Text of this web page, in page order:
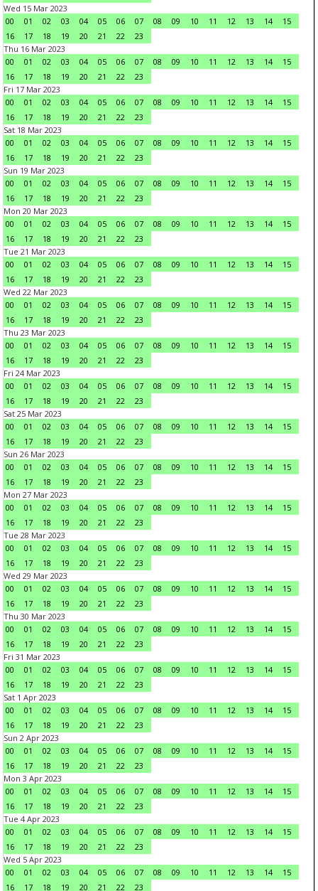
Wed 15 Mar 2023
00
01 02 03 04 05 06 07 08 09 10 11 12 13 14
15
16
17 18 19 20 21 22
23
Thu 16 Mar 2023
00
01 02 03 04 05 06 07 08 09 10 11 12 13 14
15
16
17 18 19 20 21 22
23
Fri 17 Mar 2023
00
01 02 03 04 05 06 07 08 09 10 11 12 13 14
15
16
17 18 19 20 21 22
23
Sat 18 Mar 2023
00
01 02 03 04 05 06 07 08 09 10 11 12 13 14
15
16
17 18 19 20 21 22
23
Sun 19 Mar 2023
00
01 02 03 04 05 06 07 08 09 10 11 12 13 14
15
16
17 18 19 20 21 22
23
Mon 20 Mar 2023
00
01 02 03 04 05 06 07 08 09 10 11 12 13 14
15
16
17 18 19 20 21 22
23
Tue 21 Mar 2023
00
01 02 03 04 05 06 07 08 09 10 11 12 13 14
15
16
17 18 19 20 21 22
23
Wed 22 Mar 2023
00
01 02 03 04 05 06 07 08 09 10 11 12 13 14
15
16
17 18 19 20 21 22
23
Thu 23 Mar 2023
00
01 02 03 04 05 06 07 08 09 10 11 12 13 14
15
16
17 18 19 20 21 22
23
Fri 24 Mar 2023
00
01 02 03 04 05 06 07 08 09 10 11 12 13 14
15
16
17 18 19 20 21 22
23
Sat 25 Mar 2023
00
01 02 03 04 05 06 07 08 09 10 11 12 13 14
15
16
17 18 19 20 21 22
23
Sun 26 Mar 2023
00
01 02 03 04 05 06 07 08 09 10 11 12 13 14
15
16
17 18 19 20 21 22
23
Mon 27 Mar 2023
00
01 02 03 04 05 06 07 08 09 10 11 12 13 14
15
16
17 18 19 20 21 22
23
Tue 28 Mar 2023
00
01 02 03 04 05 06 07 08 09 10 11 12 13 14
15
16
17 18 19 20 21 22
23
Wed 29 Mar 2023
00
01 02 03 04 05 06 07 08 09 10 11 12 13 14
15
16
17 18 19 20 21 22
23
Thu 30 Mar 2023
00
01 02 03 04 05 06 07 08 09 10 11 12 13 14
15
16
17 18 19 20 21 22
23
Fri 31 Mar 2023
00
01 02 03 04 05 06 07 08 09 10 11 12 13 14
15
16
17 18 19 20 21 22
23
Sat 1 Apr 2023
00
01 02 03 04 05 06 07 08 09 10 11 12 13 14
15
16
17 18 19 20 21 22
23
Sun 2 Apr 2023
00
01 02 03 04 05 06 07 08 09 10 11 12 13 14
15
16
17 18 19 20 21 22
23
Mon 3 Apr 2023
00
01 02 03 04 05 06 07 08 09 10 11 12 13 14
15
16
17 18 19 20 21 22
23
Tue 4 Apr 2023
00
01 02 03 04 05 06 07 08 09 10 11 12 13 14
15
16
17 18 19 20 21 22
23
Wed 5 Apr 2023
00
01 02 03 04 05 06 07 08 09 10 11 12 13 14
15
16
17 18 19 20 21 22
23